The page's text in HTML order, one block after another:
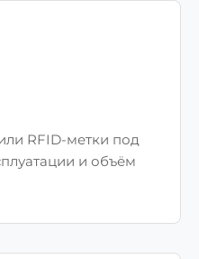
RFID-метки под
и объём